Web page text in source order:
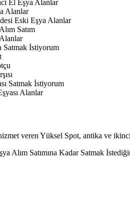
El Eşya Alanlar
Alanlar
Eski Eşya Alanlar
Satım
Satmak İstiyorum
Satmak İstiyorum
Alanlar
veren Yüksel Spot, antika ve
Alım Satımına Kadar Satmak